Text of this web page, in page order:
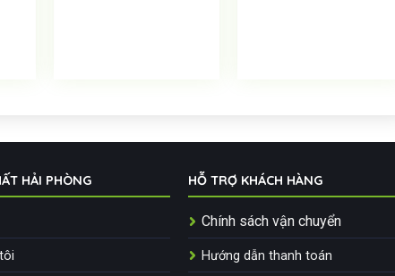
HẢI PHÒNG HỖ TRỢ KHÁCH HÀNG
Chính sách vận chuyển
Hướng dẫn thanh toán